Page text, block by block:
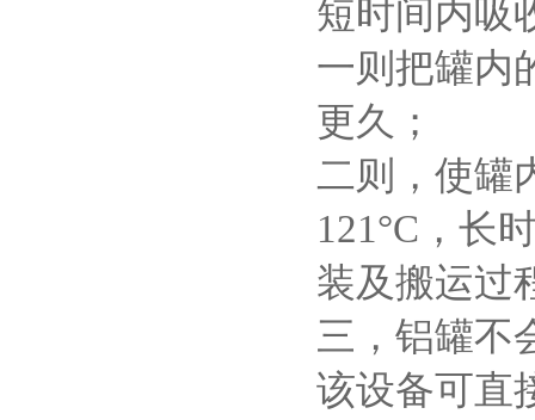
短时间内吸
一则把罐内
更久；
二则，使罐
121°C，长
装及搬运过
三，铝罐不
该设备可直